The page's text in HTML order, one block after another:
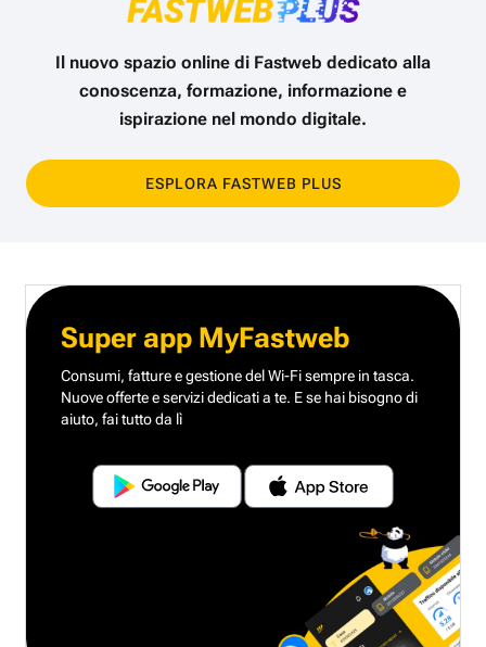
Il nuovo spazio online di Fastweb dedicato alla
conoscenza, formazione, informazione e
ispirazione nel mondo digitale.
ESPLORA FASTWEB PLUS
Super app MyFastweb
Consumi, fatture e gestione del Wi-Fi sempre in tasca.
Nuove offerte e servizi dedicati a te. E se hai bisogno di
aiuto, fai tutto da lì